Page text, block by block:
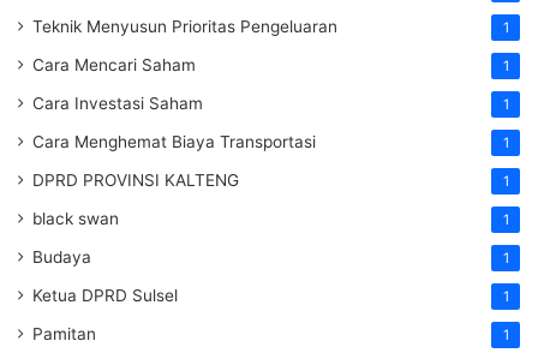
Teknik Menyusun Prioritas Pengeluaran 1
Cara Mencari Saham 1
Cara Investasi Saham 1
Cara Menghemat Biaya Transportasi 1
DPRD PROVINSI KALTENG 1
black swan 1
Budaya 1
Ketua DPRD Sulsel 1
Pamitan 1